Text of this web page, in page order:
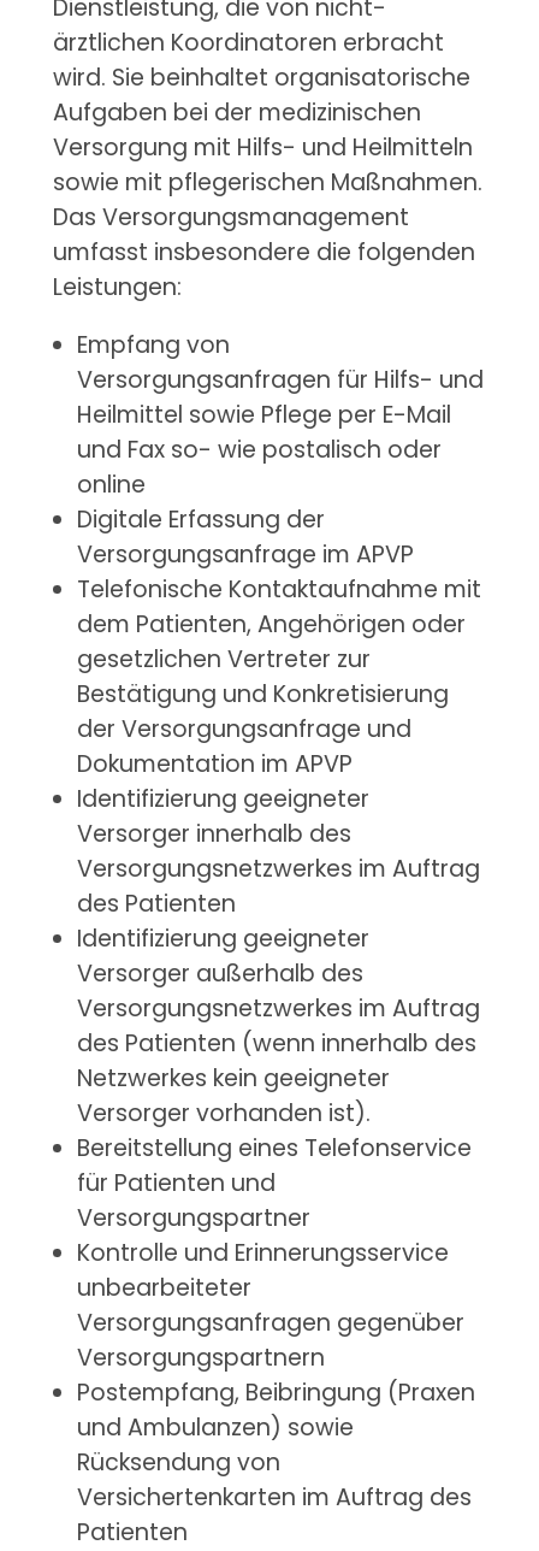
Dienstleistung, die von nicht-
ärztlichen Koordinatoren erbracht
wird. Sie beinhaltet organisatorische
Aufgaben bei der medizinischen
Versorgung mit Hilfs- und Heilmitteln
sowie mit pflegerischen Maßnahmen.
Das Versorgungsmanagement
umfasst insbesondere die folgenden
Leistungen:
Empfang von
Versorgungsanfragen für Hilfs- und
Heilmittel sowie Pflege per E-Mail
und Fax so- wie postalisch oder
online
Digitale Erfassung der
Versorgungsanfrage im APVP
Telefonische Kontaktaufnahme mit
dem Patienten, Angehörigen oder
gesetzlichen Vertreter zur
Bestätigung und Konkretisierung
der Versorgungsanfrage und
Dokumentation im APVP
Identifizierung geeigneter
Versorger innerhalb des
Versorgungsnetzwerkes im Auftrag
des Patienten
Identifizierung geeigneter
Versorger außerhalb des
Versorgungsnetzwerkes im Auftrag
des Patienten (wenn innerhalb des
Netzwerkes kein geeigneter
Versorger vorhanden ist).
Bereitstellung eines Telefonservice
für Patienten und
Versorgungspartner
Kontrolle und Erinnerungsservice
unbearbeiteter
Versorgungsanfragen gegenüber
Versorgungspartnern
Postempfang, Beibringung (Praxen
und Ambulanzen) sowie
Rücksendung von
Versichertenkarten im Auftrag des
Patienten